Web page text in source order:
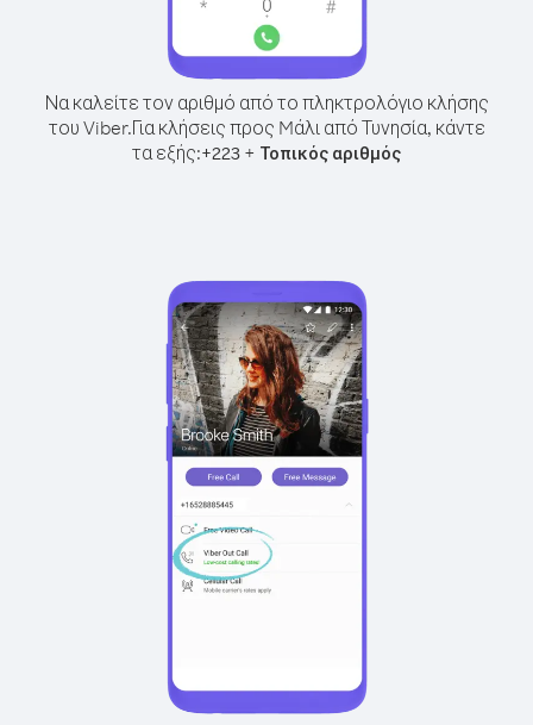
Να καλείτε τον αριθμό από το πληκτρολόγιο κλήσης
του Viber.Για κλήσεις προς Mάλι από Τυνησία, κάντε
τα εξής:+223 + Τοπικός αριθμός